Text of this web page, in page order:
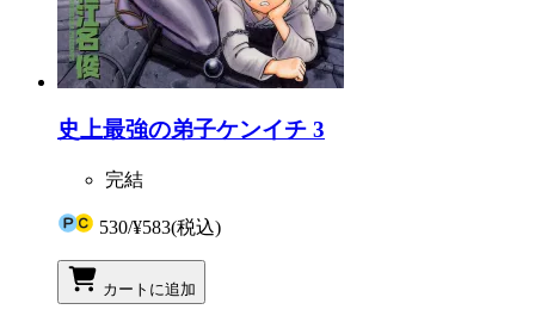
史上最強の弟子ケンイチ 3
完結
530/¥583(税込)
カートに追加